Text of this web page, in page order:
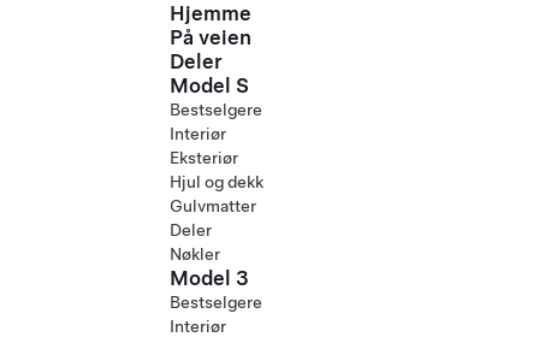
Hjemme
På veien
Deler
Model S
Bestselgere
Interiør
Eksteriør
Hjul og dekk
Gulvmatter
Deler
Nøkler
Model 3
Bestselgere
Interiør